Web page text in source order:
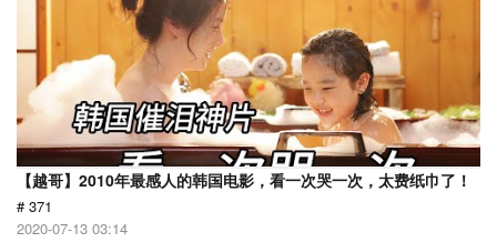
【越哥】2010年最感人的韩国电影，看一次哭一次，太费纸巾了！
# 371
2020-07-13 03:14